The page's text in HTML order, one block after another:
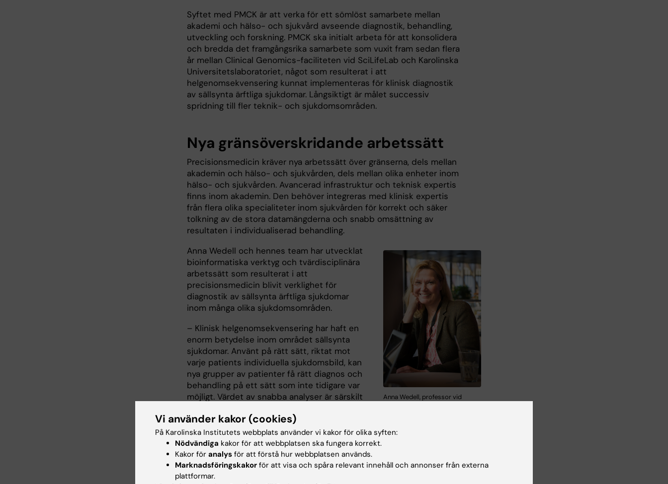
Syftet med PMCK är att verka för ett sömlöst samarbete mellan
akademi och hälso- och sjukvård avseende diagnostik, behandling,
utveckling och forskning. PMCK ska initialt arbeta för att konsolidera
och bredda det framgångsrika samarbete som vuxit fram sedan flera
år mellan Clinical Genomics-faciliteten vid SciLifeLab och Karolinska
Universitetslaboratoriet, något som resulterat i att
helgenomsekvensering kunnat implementeras för klinisk diagnostik
av sällsynta ärftliga sjukdomar. Långsiktigt är målet successiv
spridning till fler teknik- och sjukdomsområden.
Nya gränsöverskridande arbetssätt
Precisionsmedicin kräver nya arbetssätt över gränserna, dels mellan
akademin och hälso- och sjukvården, dels mellan olika enheter inom
hälso- och sjukvården. Avancerad infrastruktur och teknisk expertis
finns inom akademin. Den behöver integreras med klinisk expertis
från flera olika specialiteter inom sjukvården för korrekt och säker
tolkning av de stora datamängderna och snabb omsättning av
resultaten i individualiserad behandling.
Anna Wedell, professor vid
Anna Wedell och hennes team har utvecklat
bioinformatiska verktyg och tvärdisciplinära
arbetssätt som resulterat i att
precisionsmedicin blivit verklighet för
diagnostik av sällsynta ärftliga sjukdomar
inom många olika sjukdomsområden.
– Klinisk helgenomsekvensering har haft en
enorm betydelse inom området sällsynta
sjukdomar. Använt på rätt sätt, riktat mot
varje patients individuella sjukdomsbild, kan
nya grupper av patienter få rätt diagnos och
behandling på ett sätt som inte tidigare var
möjligt. Värdet av snabba analyser är särskilt
såsom medfödda
ämnesomsättningsrubbningar eller epilepsi,
där rätt behandling kan förhindra allvarliga komplikationer medan en
felriktad behandling kan förvärra symtomen, säger Anna Wedell.
Ett av centrets första uppdrag blir att arbeta fram en mer långsiktig
Vi använder kakor (cookies)
På Karolinska Institutets webbplats använder vi kakor för olika syften:
Nödvändiga kakor för att webbplatsen ska fungera korrekt.
Kakor för analys för att förstå hur webbplatsen används.
Marknadsföringskakor för att visa och spåra relevant innehåll och annonser från externa
plattformar.